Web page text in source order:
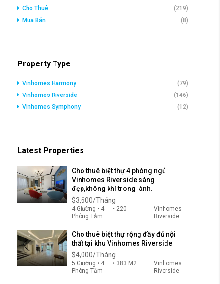
Cho Thuê
(219)
Mua Bán
(8)
Property Type
Vinhomes Harmony
(79)
Vinhomes Riverside
(146)
Vinhomes Symphony
(12)
Latest Properties
Cho thuê biệt thự 4 phòng ngủ
Vinhomes Riverside sáng
đẹp,không khí trong lành.
$3,600/Tháng
4 Giường • 4
Phòng Tắm
• 220
Vinhomes
Riverside
Cho thuê biệt thự rộng đầy đủ nội
thất tại khu Vinhomes Riverside
$4,000/Tháng
5 Giường • 4
Phòng Tắm
• 383 M2
Vinhomes
Riverside